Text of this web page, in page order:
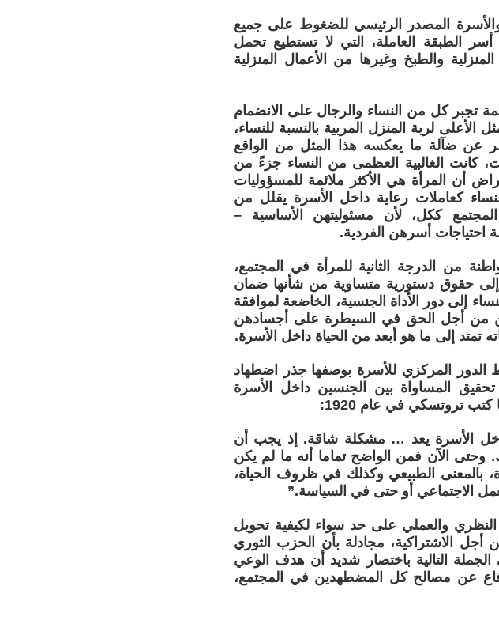
المصدر الرئيسي للضغوط على جميع
الطبقة العاملة، التي لا تستطيع تحمل
والطبخ وغيرها من الأعمال المنزلية
تجبر كل من النساء والرجال على الانضمام
لربة المنزل المربية بالنسبة للنساء،
عن ضآلة ما يعكسه هذا المثل من الواقع
كانت الغالبية العظمى من النساء جزءً من
أن المرأة هي الأكثر ملائمة للمسؤوليات
كعاملات رعاية داخل الأسرة يقلل من
ككل، لأن مسئوليتهن الأساسية –
أسرهن الفردية.
من الدرجة الثانية للمرأة في المجتمع،
إلى حقوق دستورية متساوية من شأنها ضمان
إلى دور الأداة الجنسية، الخاضعة لموافقة
من أجل الحق في السيطرة على أجسادهن
تمتد إلى ما هو أبعد من الحياة داخل الأسرة.
الروسية في عام 1917 ليس فقط الدور المركزي للأسرة بوصفها جذر اضطهاد
المساواة بين الجنسين داخل الأسرة
تروتسكي في عام 1920:
داخل الأسرة يعد … مشكلة شاقة. إذ يجب أن
وحتى الآن فمن الواضح تماما أنه ما لم يكن
بالمعنى الطبيعي وكذلك في ظروف الحياة،
الاجتماعي أو حتى في السياسة.”
والعملي على حد سواء لكيفية تحويل
الاشتراكية، مجادلة بأن الحزب الثوري
التالية باختصار شديد أن هدف الوعي
عن مصالح كل المضطهدين في المجتمع،